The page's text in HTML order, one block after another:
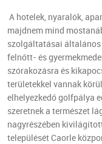
A hotelek, nyaralók,
majdnem mind
szolgáltatásai
felnőtt- és
szórakozásra és
területekkel vannak
elhelyezkedő golfpálya
szeretnek a természet
nagyrészében
települését Caorle